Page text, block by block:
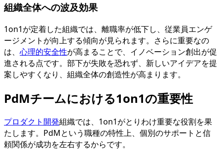
組織全体への波及効果
1on1が定着した組織では、離職率が低下し、従業員エンゲ
ージメントが向上する傾向が見られます。さらに重要なの
は、 心理的安全性が高まることで、イノベーション創出が促
進される点です。部下が失敗を恐れず、新しいアイデアを提
案しやすくなり、組織全体の創造性が高まります。
PdMチームにおける1on1の重要性
プロダクト開発組織では、1on1がとりわけ重要な役割を果
たします。PdMという職種の特性上、個別のサポートと信
頼関係が成功を左右するからです。